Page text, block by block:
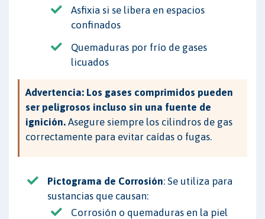
Asfixia si se libera en espacios
confinados
Quemaduras por frío de gases
licuados
Advertencia: Los gases comprimidos pueden
ser peligrosos incluso sin una fuente de
ignición. Asegure siempre los cilindros de gas
correctamente para evitar caídas o fugas.
Pictograma de Corrosión: Se utiliza para
sustancias que causan:
Corrosión o quemaduras en la piel